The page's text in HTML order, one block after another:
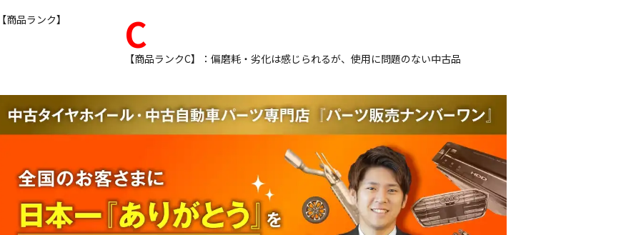
【商品ランク】
C
【商品ランクC】：偏磨耗・劣化は感じられるが、使用に問題のない中古品